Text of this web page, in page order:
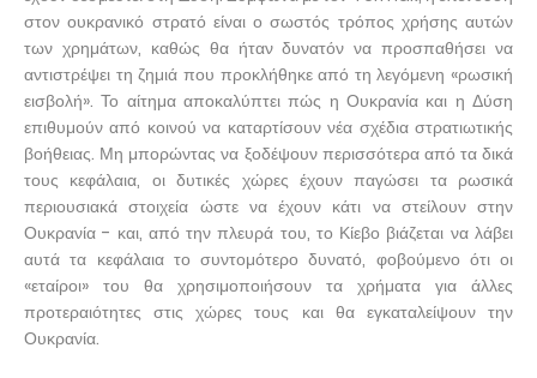
στον ουκρανικό στρατό είναι ο σωστός τρόπος χρήσης αυτών
των χρημάτων, καθώς θα ήταν δυνατόν να προσπαθήσει να
αντιστρέψει τη ζημιά που προκλήθηκε από τη λεγόμενη «ρωσική
εισβολή». Το αίτημα αποκαλύπτει πώς η Ουκρανία και η Δύση
επιθυμούν από κοινού να καταρτίσουν νέα σχέδια στρατιωτικής
βοήθειας. Μη μπορώντας να ξοδέψουν περισσότερα από τα δικά
τους κεφάλαια, οι δυτικές χώρες έχουν παγώσει τα ρωσικά
περιουσιακά στοιχεία ώστε να έχουν κάτι να στείλουν στην
Ουκρανία - και, από την πλευρά του, το Κίεβο βιάζεται να λάβει
αυτά τα κεφάλαια το συντομότερο δυνατό, φοβούμενο ότι οι
«εταίροι» του θα χρησιμοποιήσουν τα χρήματα για άλλες
προτεραιότητες στις χώρες τους και θα εγκαταλείψουν την
Ουκρανία.